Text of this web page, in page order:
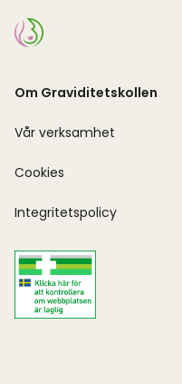
Om Graviditetskollen
Vår verksamhet
Cookies
Integritetspolicy